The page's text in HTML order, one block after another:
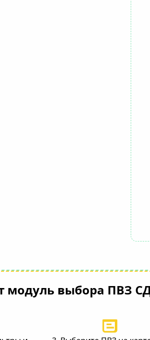
модуль выбора ПВЗ